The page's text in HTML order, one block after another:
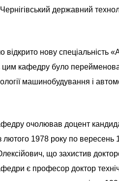
державний
нову спеціальність
цим кафедру було
машинобудування і
очолював доцент
1978 року по вересень
що захистив
є професор доктор